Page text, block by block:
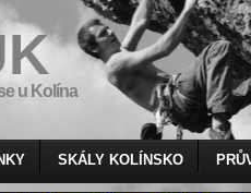
u Kolína
SKÁLY KOLÍNSKO